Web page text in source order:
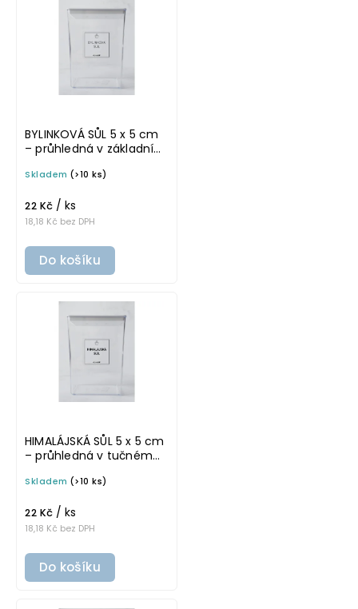
BYLINKOVÁ SŮL 5 x 5 cm
– průhledná v základním
samolepka na
Skladem (>10 ks)
18,18 Kč bez DPH
22 Kč / ks
Do košíku
HIMALÁJSKÁ SŮL 5 x 5 cm
– průhledná v tučném
samolepka na
Skladem (>10 ks)
18,18 Kč bez DPH
22 Kč / ks
Do košíku